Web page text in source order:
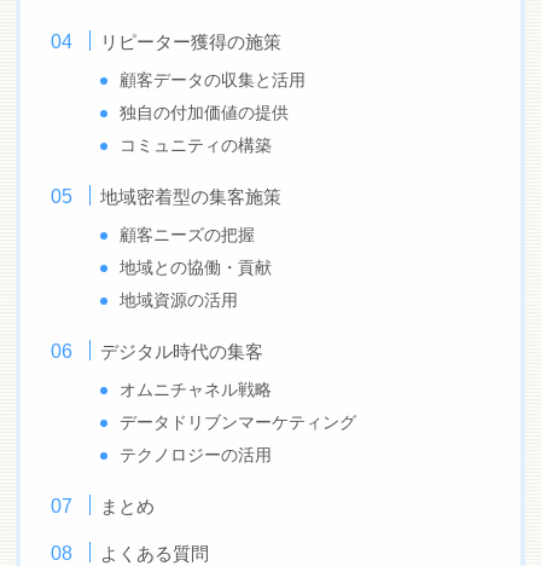
リピーター獲得の施策
顧客データの収集と活用
独自の付加価値の提供
コミュニティの構築
地域密着型の集客施策
顧客ニーズの把握
地域との協働・貢献
地域資源の活用
デジタル時代の集客
オムニチャネル戦略
データドリブンマーケティング
テクノロジーの活用
まとめ
よくある質問